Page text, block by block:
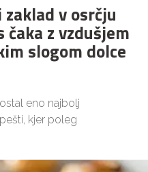
v osrčju
z vzdušjem
slogom dolce
eno najbolj
kjer poleg